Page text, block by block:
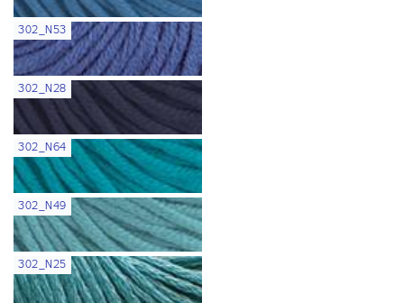
302_N53
302_N28
302_N64
302_N49
302_N25